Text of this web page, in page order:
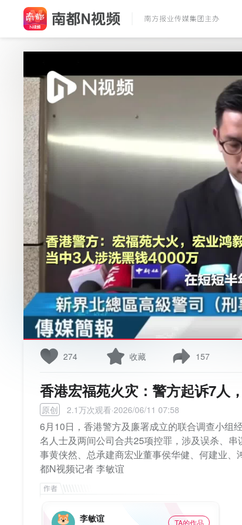
274 收藏 157
香港宏福苑火灾：警方起诉7人
原创 2.1万次观看·2026/06/11 07:58
6月10日，香港警方及廉署成立的联合调查小组
名人士及两间公司合共25项控罪，涉及误杀、
事黄侠然、总承建商宏业董事侯华健、何建业
都N视频记者 李敏谊
李敏谊 TA的作品